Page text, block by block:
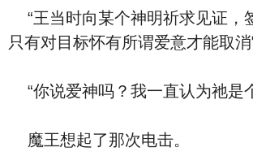
“王当时向某个神明祈求见证，
只有对目标怀有所谓爱意才能取
“你说爱神吗？我一直认为祂是
魔王想起了那次电击。